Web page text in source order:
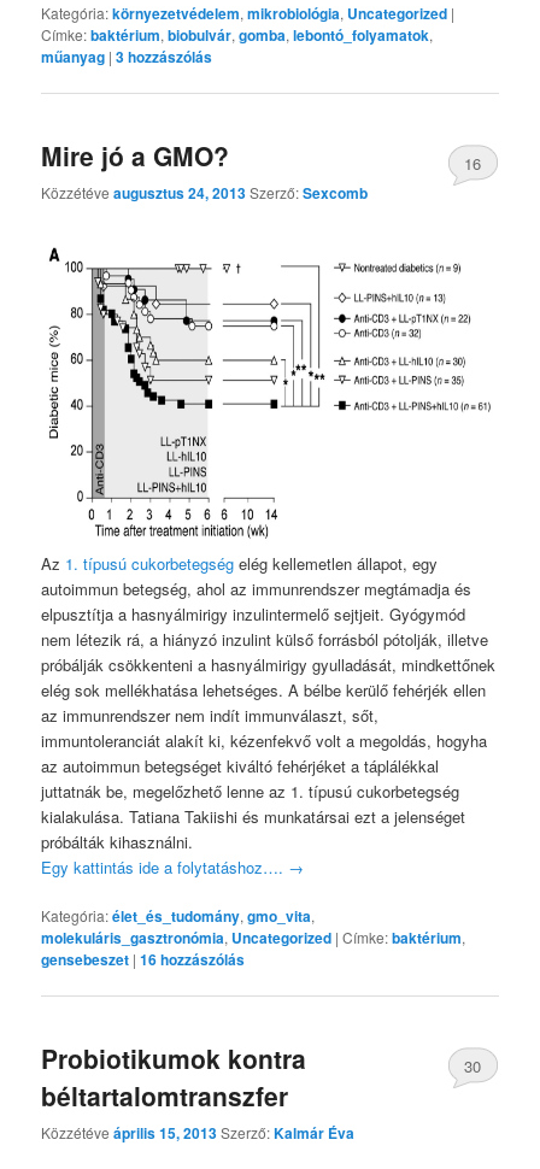
Kategória:környezetvédelem,mikrobiológia, Uncategorized |
Címke:baktérium,biobulvár,gomba,lebontó_folyamatok,
műanyag |3hozzászólás
Mire jó a GMO?
Közzétéveaugusztus 24, 2013Szerző:Sexcomb
16
Az 1. típusú cukorbetegségelég kellemetlen állapot, egy
autoimmun betegség, ahol az immunrendszer megtámadja és
elpusztítja a hasnyálmirigy inzulintermelő sejtjeit. Gyógymód
nem létezik rá, a hiányzó inzulint külső forrásból pótolják, illetve
próbálják csökkenteni a hasnyálmirigy gyulladását, mindkettőnek
elég sok mellékhatása lehetséges. A bélbe kerülő fehérjék ellen
az immunrendszer nem indít immunválaszt, sőt,
immuntoleranciát alakít ki, kézenfekvő volt a megoldás, hogyha
az autoimmun betegséget kiváltó fehérjéket a táplálékkal
juttatnák be, megelőzhető lenne az 1. típusú cukorbetegség
kialakulása. Tatiana Takiishi és munkatársai ezt a jelenséget
próbálták kihasználni.
Egy kattintás ide a folytatáshoz…. →
Kategória:élet_és_tudomány,gmo_vita,
molekuláris_gasztronómia, Uncategorized |Címke:baktérium,
gensebeszet |16hozzászólás
Probiotikumok kontra
béltartalomtranszfer
Közzétéveáprilis 15, 2013Szerző:Kalmár Éva
30